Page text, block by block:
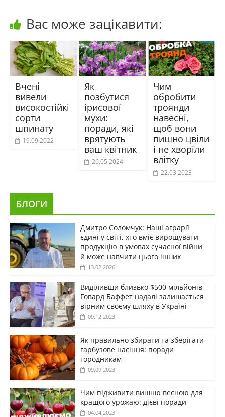
Вас може зацікавити:
Вчені
вивели
високостійкі
сорти
шпинату
19.09.2022
Як
позбутися
ірисової
мухи:
поради, які
врятують
ваш квітник
26.05.2024
Чим
обробити
троянди
навесні,
щоб вони
пишно цвіли
і не хворіли
влітку
22.03.2023
БЛОГИ
Дмитро Соломчук: Наші аграрії
єдині у світі, хто вміє вирощувати
продукцію в умовах сучасної війни
й може навчити цього інших
13.02.2026
Виділивши близько $500 мільйонів,
Говард Баффет надалі залишається
вірним своєму шляху в Україні
09.12.2023
Як правильно збирати та зберігати
гарбузове насіння: поради
городникам
09.09.2023
Чим підживити вишню весною для
кращого урожаю: дієві поради
04.04.2023